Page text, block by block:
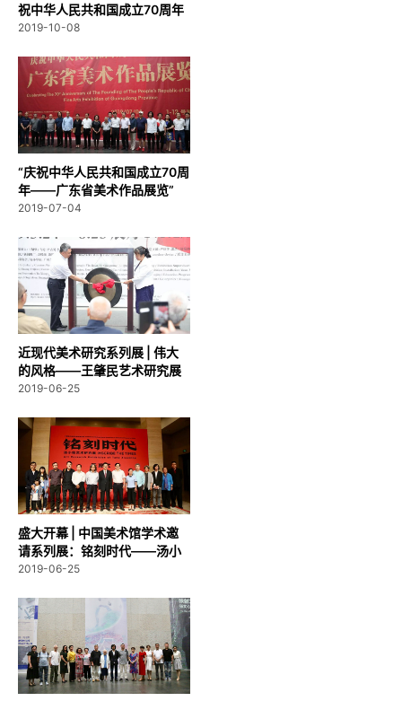
祝中华人民共和国成立70周年
—...
2019-10-08
“庆祝中华人民共和国成立70周
年——广东省美术作品展览”
在...
2019-07-04
近现代美术研究系列展 | 伟大
的风格——王肇民艺术研究展
在广...
2019-06-25
盛大开幕 | 中国美术馆学术邀
请系列展：铭刻时代——汤小
铭艺...
2019-06-25